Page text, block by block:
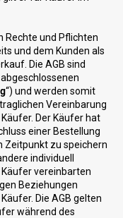
Rechte und Pflichten
und dem Kunden als
Die AGB sind
“) und werden somit
Vereinbarung
Der Käufer hat
einer Bestellung
Zeitpunkt zu speichern
individuell
vereinbarten
Beziehungen
Die AGB gelten
während des